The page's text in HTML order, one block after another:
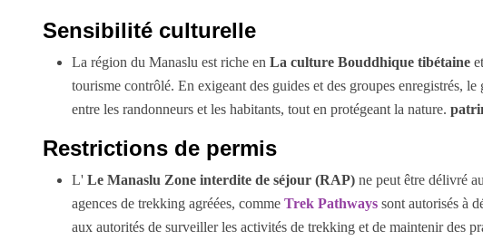
Sensibilité culturelle
La région du Manaslu est riche en La culture Bouddhique tibétaine
tourisme contrôlé. En exigeant des guides et des groupes enregistrés,
entre les randonneurs et les habitants, tout en protégeant la nature.
Restrictions de permis
L' Le Manaslu Zone interdite de séjour (RAP) ne peut être délivré
agences de trekking agréées, comme Trek Pathways sont autorisés à
aux autorités de surveiller les activités de trekking et de maintenir des